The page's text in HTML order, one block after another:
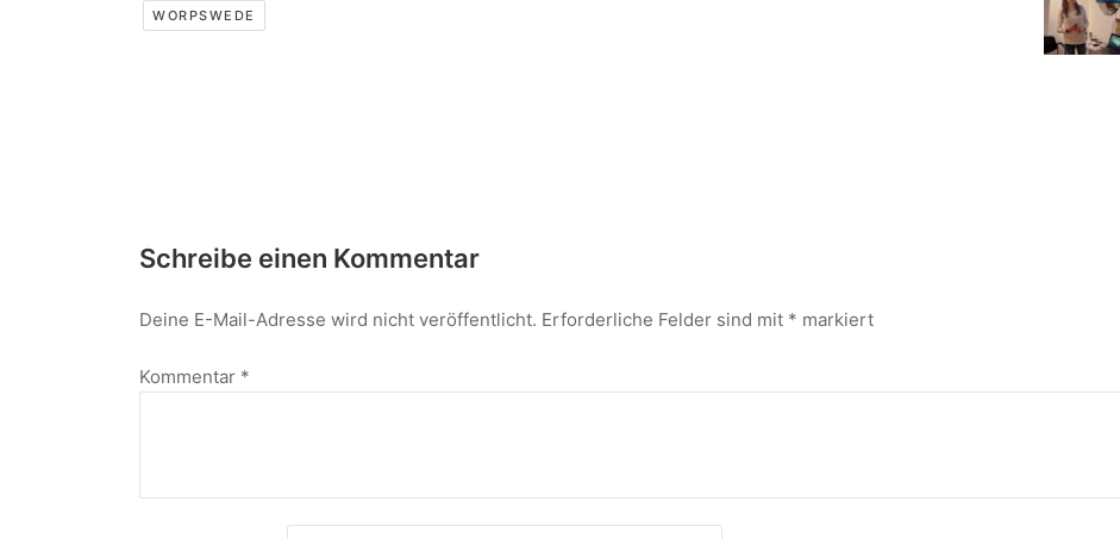
WORPSWEDE
Schreibe einen Kommentar
Deine E-Mail-Adresse wird nicht veröffentlicht. Erforderliche Felder sind mit * markiert
Kommentar *